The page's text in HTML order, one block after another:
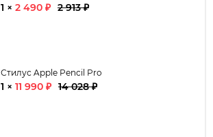
1 × 2 490 ₽ 2 913 ₽
Стилус Apple Pencil Pro
1 × 11 990 ₽ 14 028 ₽